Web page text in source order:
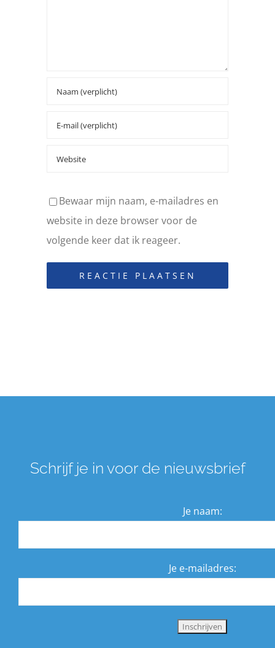
Bewaar mijn naam, e-mailadres en
website in deze browser voor de
volgende keer dat ik reageer.
Schrijf je in voor de nieuwsbrief
Je naam:
Je e-mailadres: